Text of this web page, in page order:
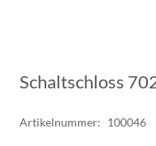
Schaltschloss
Artikelnummer: 100046